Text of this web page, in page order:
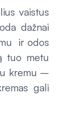
vaistus
dažnai
ir odos
tuo metu
kremu –
gali